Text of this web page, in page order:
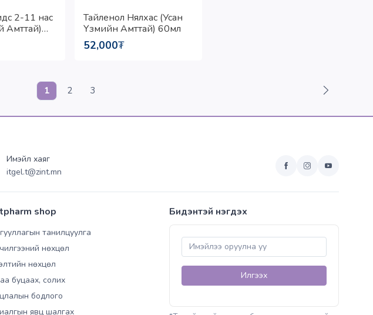
2-11 нас
Амттай)
Тайленол Нялхас (Усан
Үзмийн Амттай) 60мл
52,000₮
1(current)
2 3
Имэйл хаяг
itgel.t@zint.mn
shop
танилцуулга
нөхцөл
нөхцөл
буцаах, солих
бодлого
явц шалгах
Бидэнтэй нэгдэх
Илгээх